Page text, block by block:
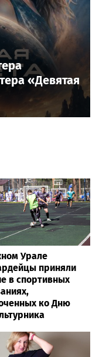
«Девятая
Урале
приняли
в спортивных
ко Дню